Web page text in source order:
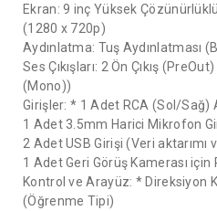
Ekran: 9 inç Yüksek
(1280 x 720p)
Aydınlatma: Tuş Aydınlatması
Ses Çıkışları: 2 Ön Çıkış
(Mono))
Girişler: * 1 Adet RCA (Sol/Sağ)
1 Adet 3.5mm Harici Mikrofon
2 Adet USB Girişi (Veri aktarımı
1 Adet Geri Görüş Kamerası için
Kontrol ve Arayüz: * Direksiyon
(Öğrenme Tipi)